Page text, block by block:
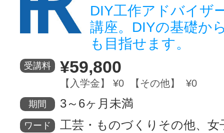
DIY工作アドバイザ
講座。DIYの基礎か
も目指せます。
受講料 ¥59,800
【入学金】 ¥0 【その他】 ¥0
期間 3～6ヶ月未満
ワード
工芸・ものづくりその他、女